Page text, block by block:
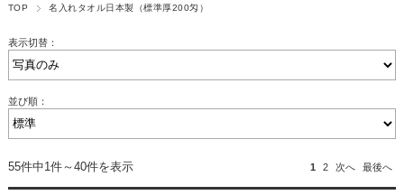
TOP 名入れタオル日本製（標準厚200匁）
表示切替：
並び順：
55件中1件～40件を表示 1 2 次へ 最後へ